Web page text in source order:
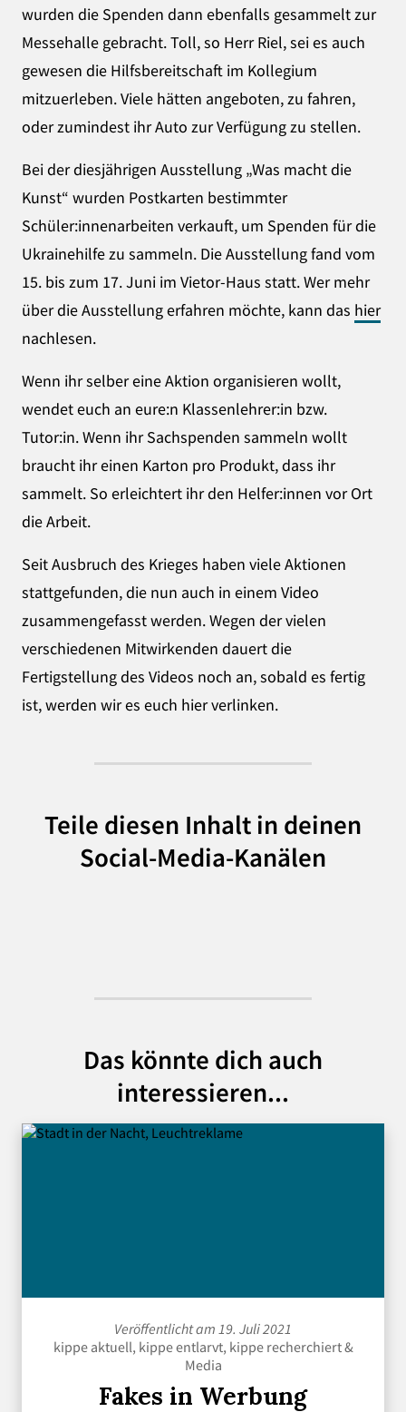
wurden die Spenden dann ebenfalls gesammelt zur
Messehalle gebracht. Toll, so Herr Riel, sei es auch
gewesen die Hilfsbereitschaft im Kollegium
mitzuerleben. Viele hätten angeboten, zu fahren,
oder zumindest ihr Auto zur Verfügung zu stellen.
Bei der diesjährigen Ausstellung „Was macht die
Kunst“ wurden Postkarten bestimmter
Schüler:innenarbeiten verkauft, um Spenden für die
Ukrainehilfe zu sammeln. Die Ausstellung fand vom
15. bis zum 17. Juni im Vietor-Haus statt. Wer mehr
über die Ausstellung erfahren möchte, kann das hier
nachlesen.
Wenn ihr selber eine Aktion organisieren wollt,
wendet euch an eure:n Klassenlehrer:in bzw.
Tutor:in. Wenn ihr Sachspenden sammeln wollt
braucht ihr einen Karton pro Produkt, dass ihr
sammelt. So erleichtert ihr den Helfer:innen vor Ort
die Arbeit.
Seit Ausbruch des Krieges haben viele Aktionen
stattgefunden, die nun auch in einem Video
zusammengefasst werden. Wegen der vielen
verschiedenen Mitwirkenden dauert die
Fertigstellung des Videos noch an, sobald es fertig
ist, werden wir es euch hier verlinken.
Teile diesen Inhalt in deinen
Social-Media-Kanälen
Das könnte dich auch
interessieren...
Veröffentlicht am 19. Juli 2021
kippe aktuell, kippe entlarvt, kippe recherchiert&
Media
Fakes in Werbung